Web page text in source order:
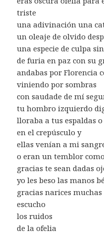
triste
una adivinación una
un oleaje de olvido
una especie de culpa
de furia en paz con su
andabas por Florencia
viniendo por sombras
con saudade de mí
tu hombro izquierdo
lloraba a tus espaldas
en el crepúsculo y
ellas venían a mi
o eran un temblor
gracias te sean dadas
yo les beso las manos
gracias narices
escucho
los ruidos
de la ofelia